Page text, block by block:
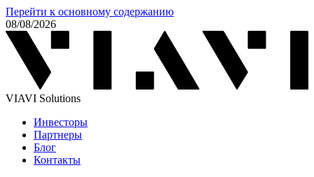
Перейти к основному содержанию
08/08/2026
VIAVI Solutions
Инвесторы
Партнеры
Блог
Контакты